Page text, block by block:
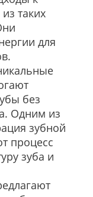
таких
для
без
Одним из
зубной
процесс
зуба и